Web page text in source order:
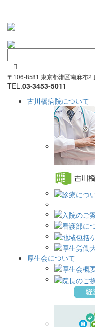

〒106-8581 東京都港区南麻布2
TEL.03-3453-5011
古川橋病院について
厚生会について